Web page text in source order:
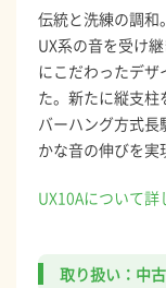
伝統と洗練の調和
UX系の音を受け
にこだわったデ
た。新たに縦支柱
バーハング方式
かな音の伸びを実
UX10Aについて詳
取り扱い：中